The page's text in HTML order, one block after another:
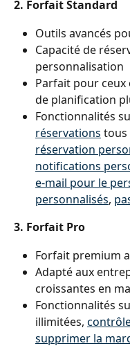
2. Forfait Standard
Outils avancés
Capacité de
personnalisation
Parfait pour
de planification
Fonctionnalités
réservations tous
réservation
notifications
e-mail pour le
personnalisés,
3. Forfait Pro
Forfait premium
Adapté aux
croissantes en
Fonctionnalités
illimitées,
supprimer la